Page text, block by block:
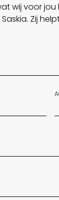
wij voor
Zij